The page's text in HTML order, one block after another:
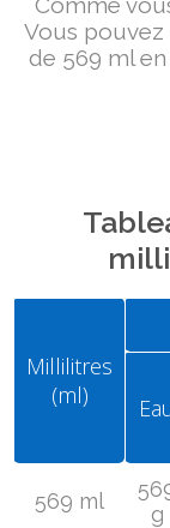
Vous
de 569 ml
Millilitres
(ml)
569 ml
g